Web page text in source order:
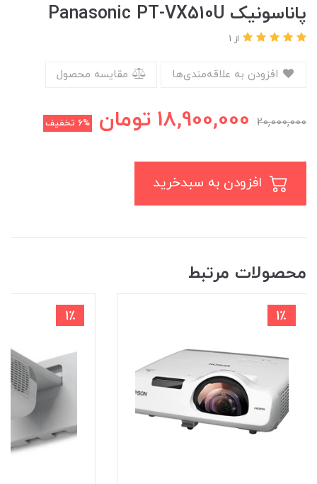
پاناسونیک Panasonic PT-VX510U
از 1
مقایسه محصول
20,000,000
18,900,000 تومان 6% تخفیف
محصولات مرتبط
1٪ 1٪